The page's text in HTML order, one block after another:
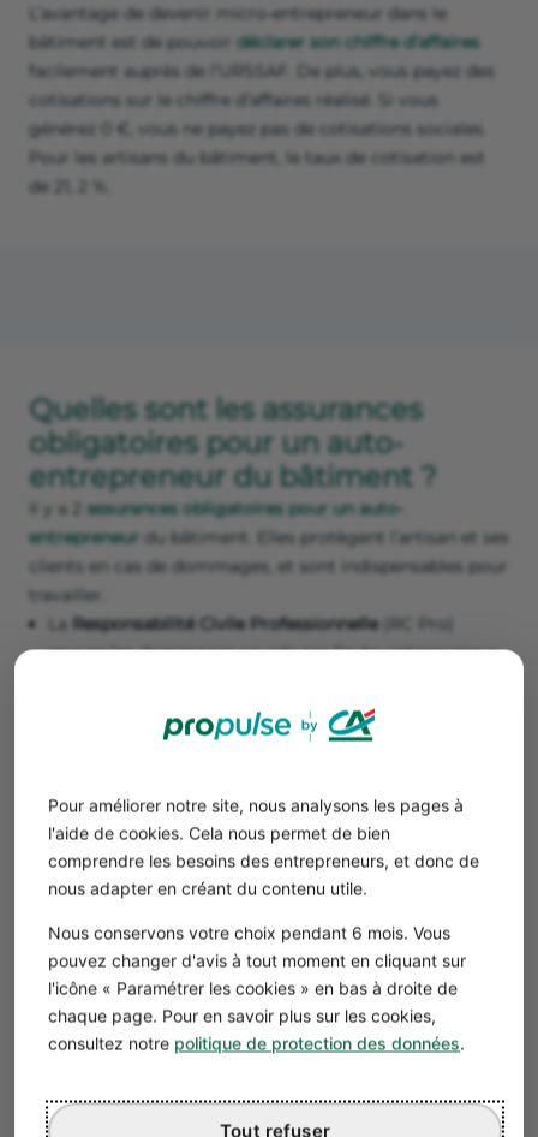
Pour améliorer notre site, nous analysons les pages à
l'aide de cookies. Cela nous permet de bien
comprendre les besoins des entrepreneurs, et donc de
nous adapter en créant du contenu utile.
Nous conservons votre choix pendant 6 mois. Vous
pouvez changer d'avis à tout moment en cliquant sur
l'icône « Paramétrer les cookies » en bas à droite de
chaque page. Pour en savoir plus sur les cookies,
consultez notre politique de protection des données.
Tout refuser
L’avantage de devenir micro-entrepreneur dans le
bâtiment est de pouvoir déclarer son chiffre d’affaires
facilement auprès de l’URSSAF. De plus, vous payez des
cotisations sur le chiffre d’affaires réalisé. Si vous
générez 0 €, vous ne payez pas de cotisations sociales.
Pour les artisans du bâtiment, le taux de cotisation est
de 21, 2 %.
Quelles sont les assurances
obligatoires pour un auto-
entrepreneur du bâtiment ?
Il y a 2 assurances obligatoires pour un auto-
entrepreneur du bâtiment. Elles protègent l’artisan et ses
clients en cas de dommages, et sont indispensables pour
travailler.
La Responsabilité Civile Professionnelle(RC Pro)
couvre les dommages causés par l’auto-entrepreneur
peuvent être matériels, immatériels ou corporels.
Exemple
Unauto-entrepreneur maçonqui casse la
fenêtre d’un client chez qui il intervient, pourra
faire jouer la responsabilité civile
professionnelle pour couvrir la réparation.
Lagarantie décennalecouvre des dommages qui
incombent à l’auto-entrepreneur du bâtiment,
pendant 10 ans après la fin des travaux.L’assurance
l’ouvrage et doit être souscrite avant le début des